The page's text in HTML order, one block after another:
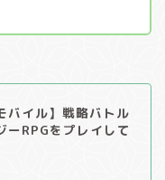
バイル】戦略バトル
ーRPGをプレイして